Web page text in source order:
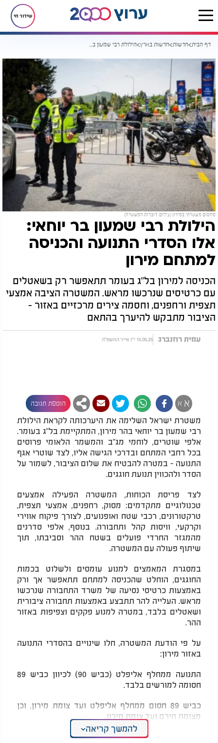
שידור חי
דף הבית חדשות חדשות בארץ הילולת רבי שמעון בר יוחאי: אלו הסדרי התנועה והכניסה למתחם מירון
מחסום משטרתי במירון (צילום: דוברות המשטרה)
הילולת רבי שמעון בר יוחאי:
אלו הסדרי התנועה והכניסה
למתחם מירון
הכניסה למירון בל"ג בעומר תתאפשר רק בשאטלים
עם כרטיסים שנרכשו מראש. המשטרה הציבה אמצעי
תצפית ורחפנים, וחסמה צירים מרכזיים באזור -
הציבור מתבקש להיערך בהתאם
עמית רוזנברג 15.05.25 י"ז אייר התשפ"ה
א א הוספת תגובה
משטרת ישראל השלימה את היערכותה לקראת הילולת
רבי שמעון בר יוחאי בהר מירון, המתקיימת בל"ג בעומר.
אלפי שוטרים, לוחמי מג"ב והמשמר הלאומי פרוסים
בכל רחבי המתחם ובדרכי הגישה אליו, לצד שוטרי אגף
התנועה - במטרה להבטיח את שלום הציבור, לשמור על
הסדר ולהכווין תנועת חוגגים.
לצד פריסת הכוחות, המשטרה הפעילה אמצעים
טכנולוגיים מתקדמים: מסוק, רחפנים, אמצעי תצפית,
טרקטורונים, רכבי שטח ואופנועים, לצורך פיקוח אווירי
וקרקעי, וויסות קהל ותחבורה. בנוסף, אלפי סדרנים
מהמגזר החרדי פועלים בשטח ההר וסביבתו, תוך
שיתוף פעולה עם המשטרה.
במסגרת המאמצים למנוע עומסים ולשלוט בכמות
החוגגים, הוחלט שהכניסה למתחם תתאפשר אך ורק
באמצעות כרטיסי נסיעה של משרד התחבורה שנרכשו
מראש. העלייה להר תתבצע באמצעות תחבורה ציבורית
ושאטלים בלבד, במטרה למנוע פקקים וצפיפות באזור
ההר.
על פי הודעת המשטרה, חלו שינויים בהסדרי התנועה
באזור מירון:
התנועה ממחלף אליפלט (כביש 90) לכיוון כביש 89
חסומה למורשים בלבד.
כביש 89 חסום ממחלף אליפלט ועד צומת מירון, וכן
מצומת חירם ועד צומת מירון.
להמשך קריאה